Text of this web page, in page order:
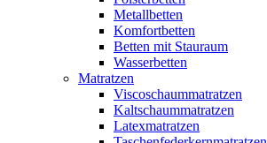
Metallbetten
Komfortbetten
Betten mit Stauraum
Wasserbetten
Matratzen
Viscoschaummatratzen
Kaltschaummatratzen
Latexmatratzen